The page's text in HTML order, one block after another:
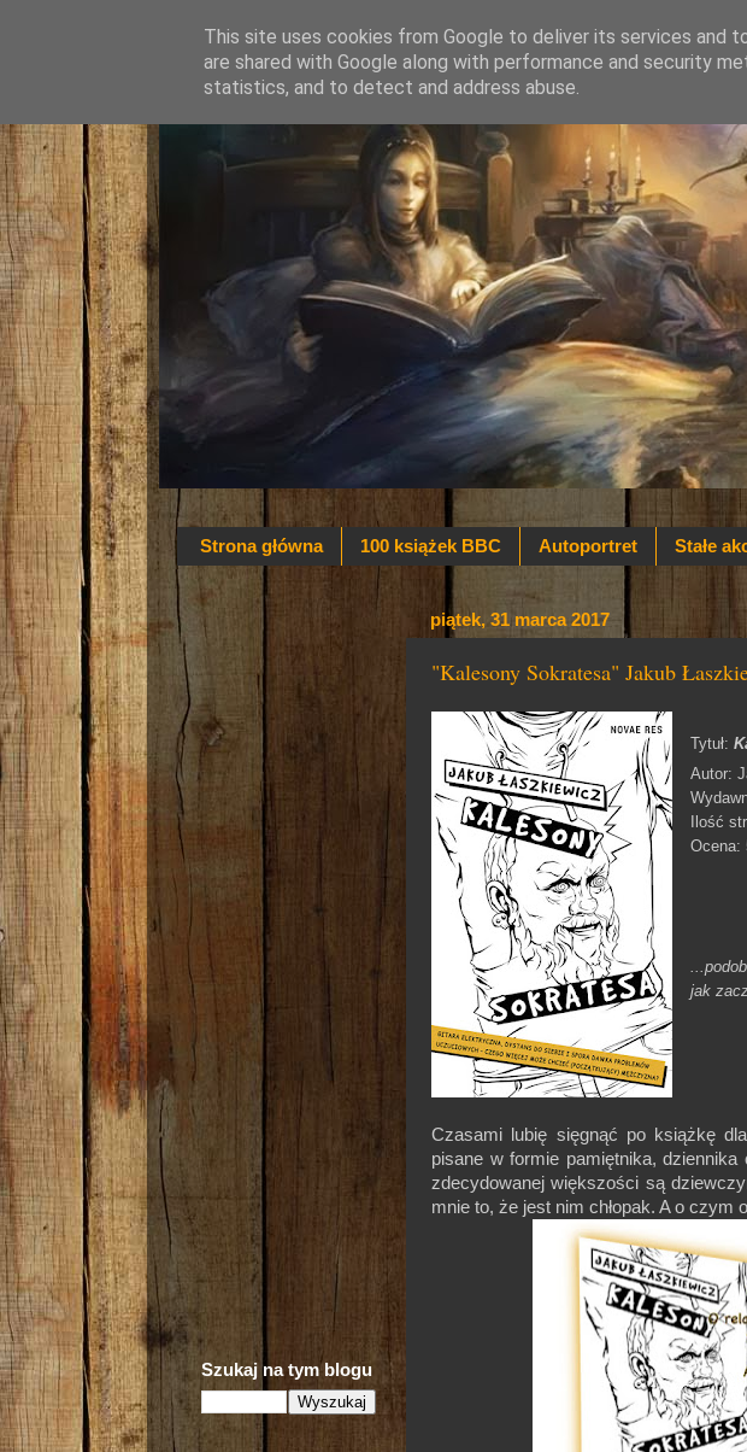
Strona główna 100 książek BBC Autoportret Stałe
piątek, 31 marca 2017
"Kalesony Sokratesa" Jakub
Tytuł:
Autor:
Ilość
Ocena:
jak
Czasami lubię sięgnąć po książkę
pisane w formie pamiętnika,
zdecydowanej większości są
mnie to, że jest nim chłopak. A o czym
Szukaj na tym blogu
This site uses cookies from Google to deliver its services and
are shared with Google along with performance and security
statistics, and to detect and address abuse.